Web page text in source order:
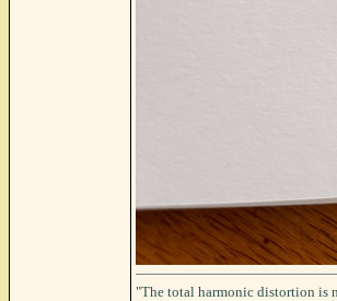
"The total harmonic distortion is